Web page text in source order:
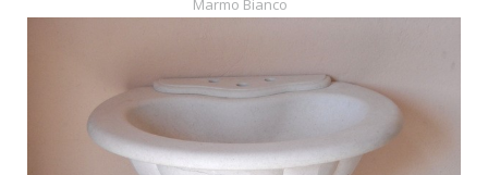
Marmo Bianco